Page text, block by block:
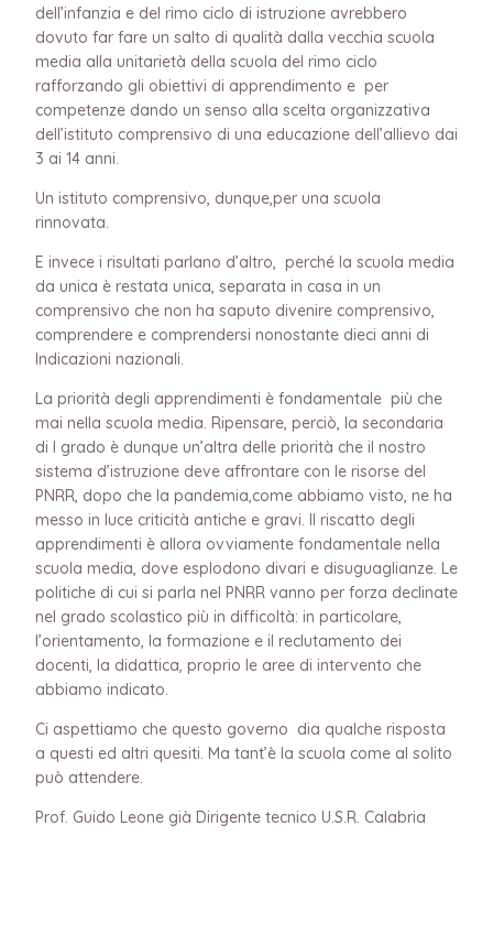
dell’infanzia e del rimo ciclo di istruzione avrebbero
dovuto far fare un salto di qualità dalla vecchia scuola
media alla unitarietà della scuola del rimo ciclo
rafforzando gli obiettivi di apprendimento e per
competenze dando un senso alla scelta organizzativa
dell’istituto comprensivo di una educazione dell’allievo dai
3 ai 14 anni.
Un istituto comprensivo, dunque,per una scuola
rinnovata.
E invece i risultati parlano d’altro, perché la scuola media
da unica è restata unica, separata in casa in un
comprensivo che non ha saputo divenire comprensivo,
comprendere e comprendersi nonostante dieci anni di
Indicazioni nazionali.
La priorità degli apprendimenti è fondamentale più che
mai nella scuola media. Ripensare, perciò, la secondaria
di I grado è dunque un’altra delle priorità che il nostro
sistema d’istruzione deve affrontare con le risorse del
PNRR, dopo che la pandemia,come abbiamo visto, ne ha
messo in luce criticità antiche e gravi. Il riscatto degli
apprendimenti è allora ovviamente fondamentale nella
scuola media, dove esplodono divari e disuguaglianze. Le
politiche di cui si parla nel PNRR vanno per forza declinate
nel grado scolastico più in difficoltà: in particolare,
l’orientamento, la formazione e il reclutamento dei
docenti, la didattica, proprio le aree di intervento che
abbiamo indicato.
Ci aspettiamo che questo governo dia qualche risposta
a questi ed altri quesiti. Ma tant’è la scuola come al solito
può attendere.
Prof. Guido Leone già Dirigente tecnico U.S.R. Calabria